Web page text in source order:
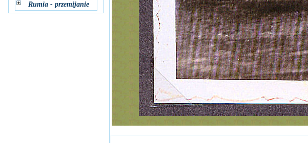
Rumia - przemijanie